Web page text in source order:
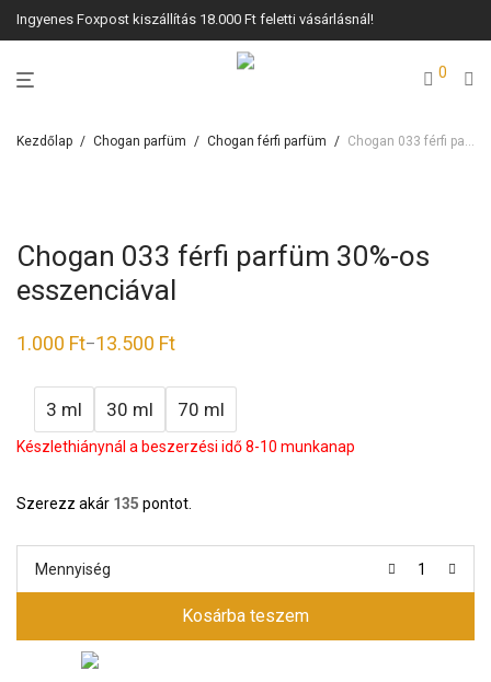
Ingyenes Foxpost kiszállítás 18.000 Ft feletti vásárlásnál!
0
Kezdőlap / Chogan parfüm / Chogan férfi parfüm / Chogan 033 férfi parfüm 30%-os esszenciával
Chogan 033 férfi parfüm 30%-os
esszenciával
1.000 Ft–13.500 Ft
3 ml 30 ml 70 ml
Készlethiánynál a beszerzési idő 8-10 munkanap
Szerezz akár 135 pontot.
Mennyiség
Kosárba teszem